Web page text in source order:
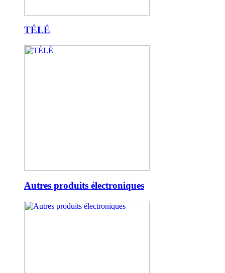
TÉLÉ
Autres produits électroniques